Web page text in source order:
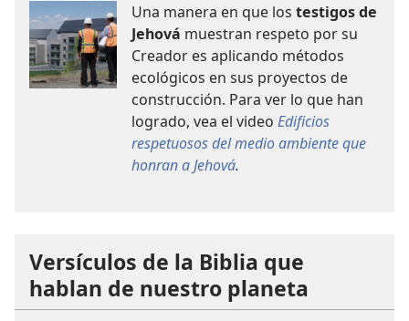
Una manera en que los testigos de
Jehová muestran respeto por su
Creador es aplicando métodos
ecológicos en sus proyectos de
construcción. Para ver lo que han
logrado, vea el video Edificios
respetuosos del medio ambiente que
honran a Jehová.
Versículos de la Biblia que
hablan de nuestro planeta